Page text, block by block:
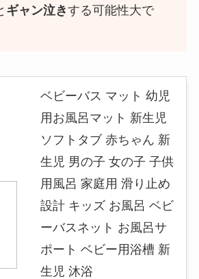
ギャン泣きする可能性大で
ベビーバス マット 幼児
用お風呂マット 新生児
ソフトタブ 赤ちゃん 新
生児 男の子 女の子 子供
用風呂 家庭用 滑り止め
設計 キッズ お風呂 ベビ
ーバスネット お風呂サ
ポート ベビー用浴槽 新
生児 沐浴